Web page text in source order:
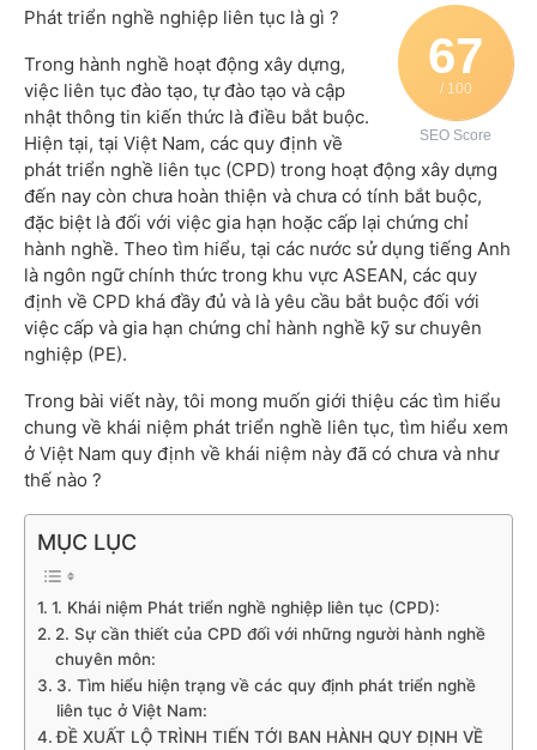
67
/ 100
SEO Score
Phát triển nghề nghiệp liên tục là gì ?
Trong hành nghề hoạt động xây dựng,
việc liên tục đào tạo, tự đào tạo và cập
nhật thông tin kiến thức là điều bắt buộc.
Hiện tại, tại Việt Nam, các quy định về
phát triển nghề liên tục (CPD) trong hoạt động xây dựng
đến nay còn chưa hoàn thiện và chưa có tính bắt buộc,
đặc biệt là đối với việc gia hạn hoặc cấp lại chứng chỉ
hành nghề. Theo tìm hiểu, tại các nước sử dụng tiếng Anh
là ngôn ngữ chính thức trong khu vực ASEAN, các quy
định về CPD khá đầy đủ và là yêu cầu bắt buộc đối với
việc cấp và gia hạn chứng chỉ hành nghề kỹ sư chuyên
nghiệp (PE).
Trong bài viết này, tôi mong muốn giới thiệu các tìm hiểu
chung về khái niệm phát triển nghề liên tục, tìm hiểu xem
ở Việt Nam quy định về khái niệm này đã có chưa và như
thế nào ?
MỤC LỤC
1. Khái niệm Phát triển nghề nghiệp liên tục (CPD):
2. Sự cần thiết của CPD đối với những người hành nghề
chuyên môn:
3. Tìm hiểu hiện trạng về các quy định phát triển nghề
liên tục ở Việt Nam:
ĐỀ XUẤT LỘ TRÌNH TIẾN TỚI BAN HÀNH QUY ĐỊNH VỀ